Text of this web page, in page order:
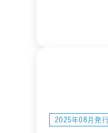
2025年08月発